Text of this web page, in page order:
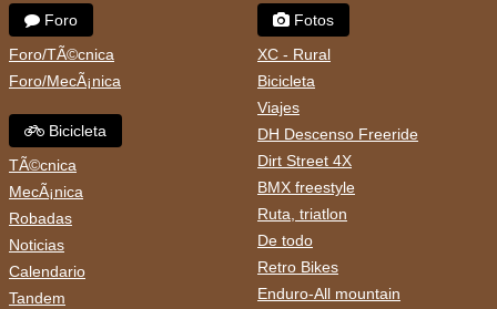
Foro
Foro/TÃ©cnica
Foro/MecÃ¡nica
Bicicleta
TÃ©cnica
MecÃ¡nica
Robadas
Noticias
Calendario
Tandem
Fotos
XC - Rural
Bicicleta
Viajes
DH Descenso Freeride
Dirt Street 4X
BMX freestyle
Ruta, triatlon
De todo
Retro Bikes
Enduro-All mountain